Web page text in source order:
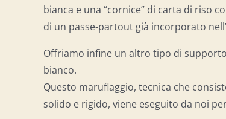
bianca e una “cornice” di carta di riso
di un passe-partout già incorporato
Offriamo infine un altro tipo di
bianco.
Questo maruflaggio, tecnica che
solido e rigido, viene eseguito da noi